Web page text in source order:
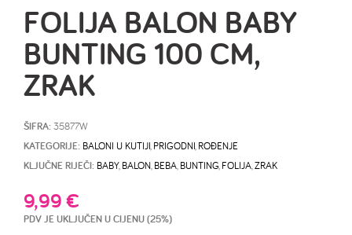
FOLIJA BALON BABY
BUNTING 100 CM,
ZRAK
ŠIFRA: 35877W
KATEGORIJE: BALONI U KUTIJI PRIGODNI ROĐENJE
KLJUČNE RIJEČI: BABY, BALON BEBA BUNTING FOLIJA ZRAK
9,99€
PDV JE UKLJUČEN U CIJENU (25%)